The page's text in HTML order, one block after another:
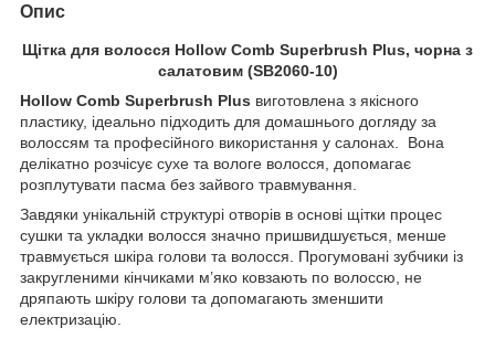
Опис
Щітка для волосся Hollow Comb Superbrush Plus, чорна з
салатовим (SB2060-10)
Hollow Comb Superbrush Plus виготовлена з якісного
пластику, ідеально підходить для домашнього догляду за
волоссям та професійного використання у салонах. Вона
делікатно розчісує сухе та вологе волосся, допомагає
розплутувати пасма без зайвого травмування.
Завдяки унікальній структурі отворів в основі щітки процес
сушки та укладки волосся значно пришвидшується, менше
травмується шкіра голови та волосся. Прогумовані зубчики із
закругленими кінчиками м’яко ковзають по волоссю, не
дряпають шкіру голови та допомагають зменшити
електризацію.